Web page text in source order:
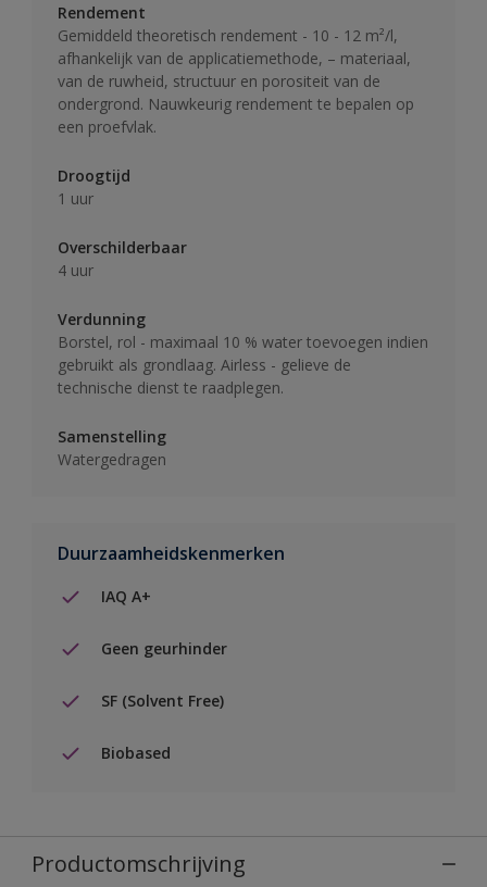
Rendement
Gemiddeld theoretisch rendement - 10 - 12 m²/l,
afhankelijk van de applicatiemethode, – materiaal,
van de ruwheid, structuur en porositeit van de
ondergrond. Nauwkeurig rendement te bepalen op
een proefvlak.
Droogtijd
1 uur
Overschilderbaar
4 uur
Verdunning
Borstel, rol - maximaal 10 % water toevoegen indien
gebruikt als grondlaag. Airless - gelieve de
technische dienst te raadplegen.
Samenstelling
Watergedragen
Duurzaamheidskenmerken
IAQ A+
Geen geurhinder
SF (Solvent Free)
Biobased
Productomschrijving